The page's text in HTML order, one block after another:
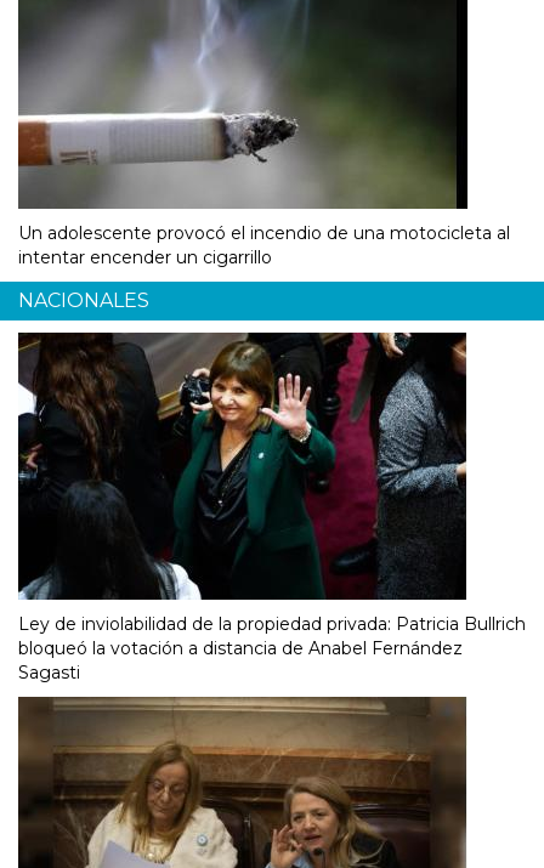
Un adolescente provocó el incendio de una motocicleta al
intentar encender un cigarrillo
NACIONALES
Ley de inviolabilidad de la propiedad privada: Patricia Bullrich
bloqueó la votación a distancia de Anabel Fernández
Sagasti